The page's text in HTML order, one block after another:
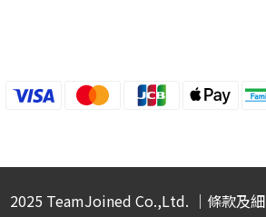
2025 TeamJoined Co.,Ltd. ｜ 條款及